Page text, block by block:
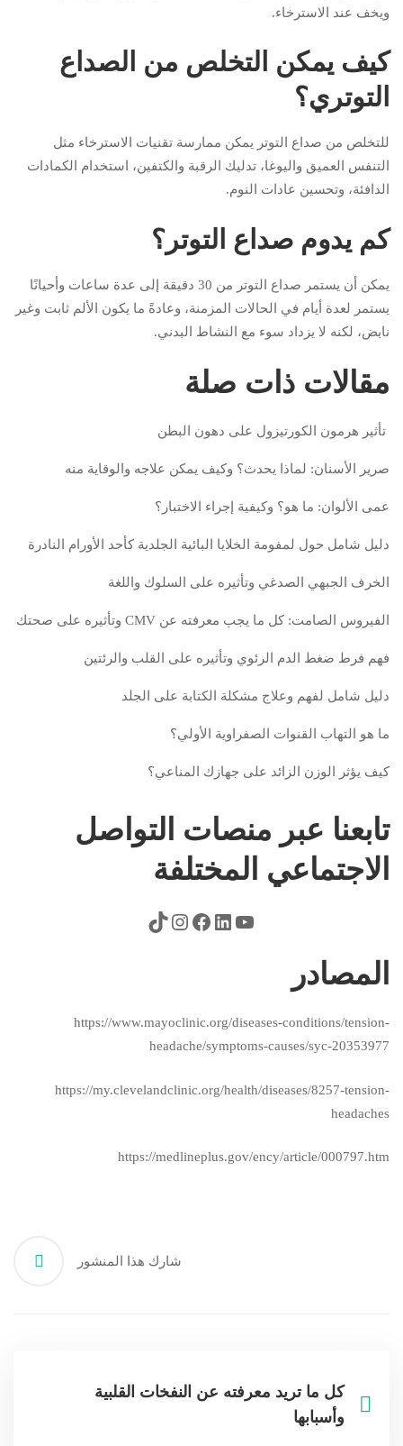
ويخف عند الاسترخاء.
كيف يمكن التخلص من الصداع
التوتري؟
للتخلص من صداع التوتر يمكن ممارسة تقنيات الاسترخاء مثل
التنفس العميق واليوغا، تدليك الرقبة والكتفين، استخدام الكمادات
الدافئة، وتحسين عادات النوم.
كم يدوم صداع التوتر؟
يمكن أن يستمر صداع التوتر من 30 دقيقة إلى عدة ساعات وأحيانًا
يستمر لعدة أيام في الحالات المزمنة، وعادةً ما يكون الألم ثابت وغير
نابض، لكنه لا يزداد سوء مع النشاط البدني.
مقالات ذات صلة
تأثير هرمون الكورتيزول على دهون البطن
صرير الأسنان: لماذا يحدث؟ وكيف يمكن علاجه والوقاية منه
عمى الألوان: ما هو؟ وكيفية إجراء الاختبار؟
دليل شامل حول لمفومة الخلايا البائية الجلدية كأحد الأورام النادرة
الخرف الجبهي الصدغي وتأثيره على السلوك واللغة
الفيروس الصامت: كل ما يجب معرفته عن CMV وتأثيره على صحتك
فهم فرط ضغط الدم الرئوي وتأثيره على القلب والرئتين
دليل شامل لفهم وعلاج مشكلة الكتابة على الجلد
ما هو التهاب القنوات الصفراوية الأولي؟
كيف يؤثر الوزن الزائد على جهازك المناعي؟
تابعنا عبر منصات التواصل
الاجتماعي المختلفة
المصادر
https://www.mayoclinic.org/diseases-conditions/tension-
headache/symptoms-causes/syc-20353977
https://my.clevelandclinic.org/health/diseases/8257-tension-
headaches
https://medlineplus.gov/ency/article/000797.htm
شارك هذا المنشور
كل ما تريد معرفته عن النفخات القلبية
وأسبابها